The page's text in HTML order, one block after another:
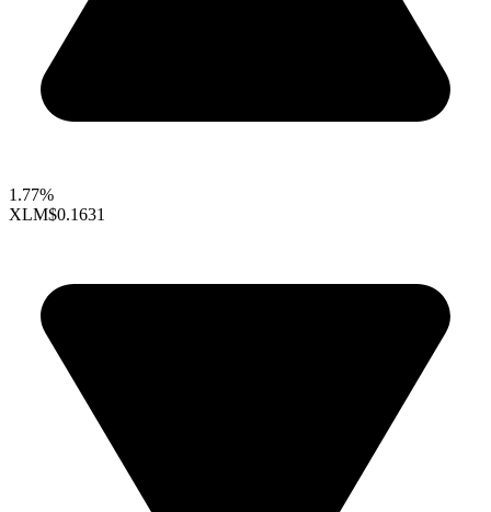
1.77%
XLM$0.1631